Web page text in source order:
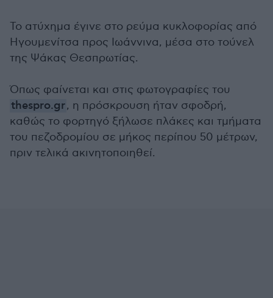
Το ατύχημα έγινε στο ρεύμα κυκλοφορίας από
Ηγουμενίτσα προς Ιωάννινα, μέσα στο τούνελ
της Ψάκας Θεσπρωτίας.
Όπως φαίνεται και στις φωτογραφίες του
thespro.gr, η πρόσκρουση ήταν σφοδρή,
καθώς το φορτηγό ξήλωσε πλάκες και τμήματα
του πεζοδρομίου σε μήκος περίπου 50 μέτρων,
πριν τελικά ακινητοποιηθεί.